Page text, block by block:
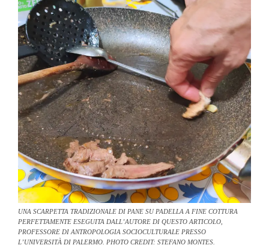
UNA SCARPETTA TRADIZIONALE DI PANE SU PADELLA A FINE COTTURA
PERFETTAMENTE ESEGUITA DALL’AUTORE DI QUESTO ARTICOLO,
PROFESSORE DI ANTROPOLOGIA SOCIOCULTURALE PRESSO
L’UNIVERSITÀ DI PALERMO. PHOTO CREDIT: STEFANO MONTES.